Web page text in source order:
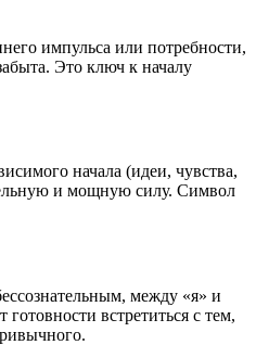
импульса или потребности,
Это ключ к началу
начала (идеи, чувства,
и мощную силу. Символ
между «я» и
встретиться с тем,